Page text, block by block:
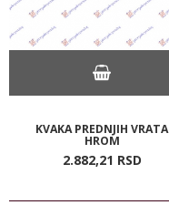
KVAKA PREDNJIH VRATA
HROM
2.882,21 RSD